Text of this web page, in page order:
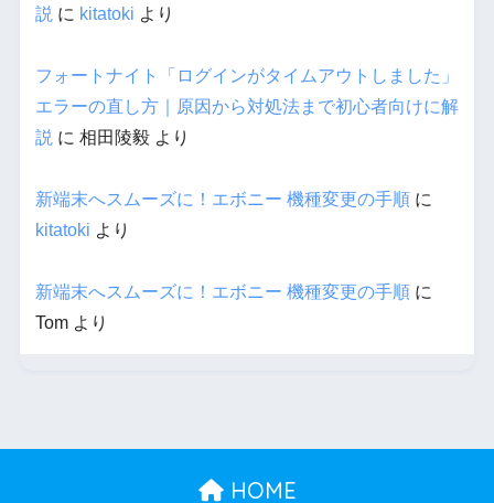
説 に kitatoki より
フォートナイト「ログインがタイムアウトしました」
エラーの直し方｜原因から対処法まで初心者向けに解
説 に 相田陵毅より
新端末へスムーズに！エボニー 機種変更の手順に
kitatoki より
新端末へスムーズに！エボニー 機種変更の手順に
Tomより
HOME